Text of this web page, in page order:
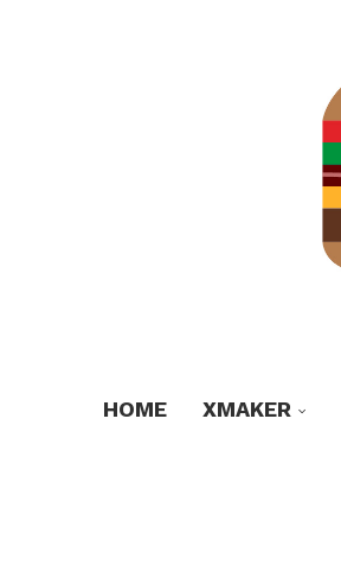
HOME XMAKER